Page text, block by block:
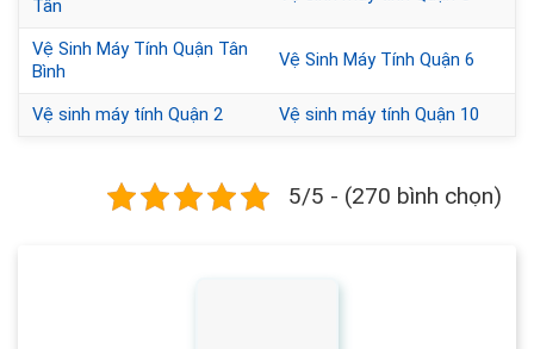
Tân
Vệ Sinh Máy Tính Quận Tân
Bình
Vệ Sinh Máy Tính Quận 6
Vệ sinh máy tính Quận 2 Vệ sinh máy tính Quận 10
5/5 - (270 bình chọn)